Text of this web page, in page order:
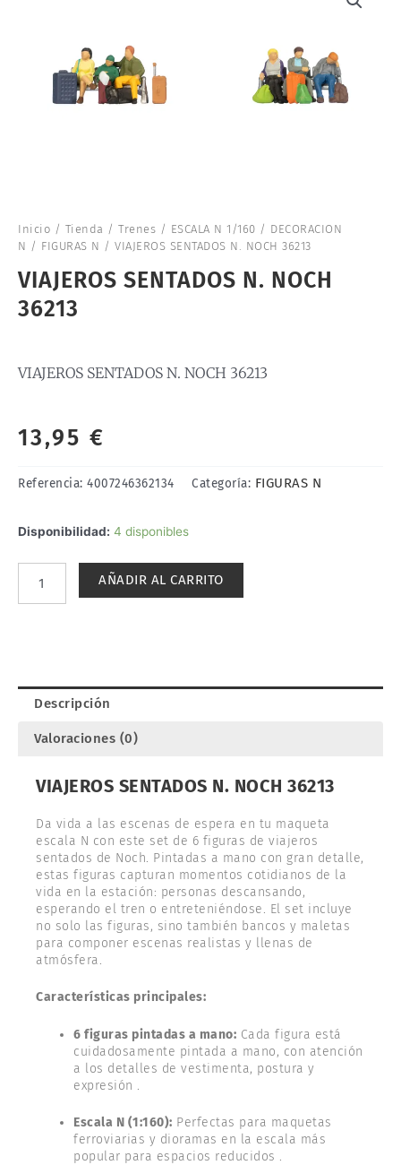
Inicio / Tienda / Trenes / ESCALA N 1/160 / DECORACION
N / FIGURAS N / VIAJEROS SENTADOS N. NOCH 36213
VIAJEROS SENTADOS N. NOCH
36213
VIAJEROS SENTADOS N. NOCH 36213
13,95 €
Referencia: 4007246362134 Categoría: FIGURAS N
Disponibilidad: 4 disponibles
VIAJEROS
NOCH
AÑADIR AL CARRITO
Descripción
Valoraciones (0)
VIAJEROS SENTADOS N. NOCH 36213
Da vida a las escenas de espera en tu maqueta
escala N con este set de 6 figuras de viajeros
sentados de Noch. Pintadas a mano con gran detalle,
estas figuras capturan momentos cotidianos de la
vida en la estación: personas descansando,
esperando el tren o entreteniéndose. El set incluye
no solo las figuras, sino también bancos y maletas
para componer escenas realistas y llenas de
atmósfera.
Características principales:
6 figuras pintadas a mano: Cada figura está
cuidadosamente pintada a mano, con atención
a los detalles de vestimenta, postura y
expresión .
Escala N (1:160): Perfectas para maquetas
ferroviarias y dioramas en la escala más
popular para espacios reducidos .